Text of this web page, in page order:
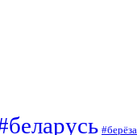
#берёза